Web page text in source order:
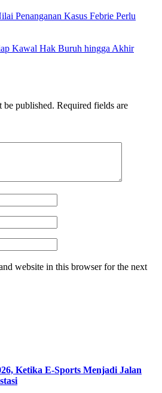
Penanganan Kasus Febrie Perlu
Kawal Hak Buruh hingga Akhir
be published. Required fields are
website in this browser for the next
Ketika E-Sports Menjadi Jalan